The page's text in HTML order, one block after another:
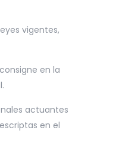
vigentes,
en la
actuantes
en el